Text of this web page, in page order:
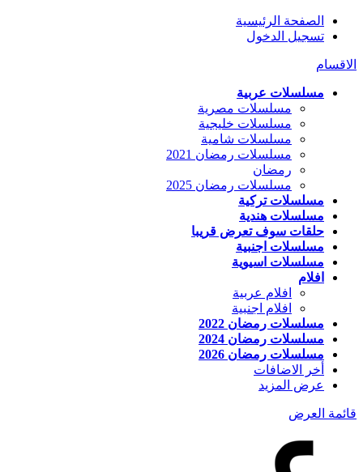
الصفحة الرئيسية
تسجيل الدخول
الاقسام
مسلسلات عربية
مسلسلات مصرية
مسلسلات خليجية
مسلسلات شامية
مسلسلات رمضان 2021
رمضان
مسلسلات رمضان 2025
مسلسلات تركية
مسلسلات هندية
حلقات سوف تعرض قريبا
مسلسلات اجنبية
مسلسلات اسيوية
افلام
افلام عربية
افلام اجنبية
مسلسلات رمضان 2022
مسلسلات رمضان 2024
مسلسلات رمضان 2026
أخر الاضافات
عرض المزيد
قائمة العرض